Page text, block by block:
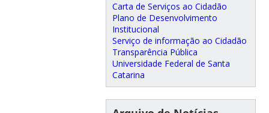
Carta de Serviços ao Cidadão
Plano de Desenvolvimento
Institucional
Serviço de informação ao Cidadão
Transparência Pública
Universidade Federal de Santa
Catarina